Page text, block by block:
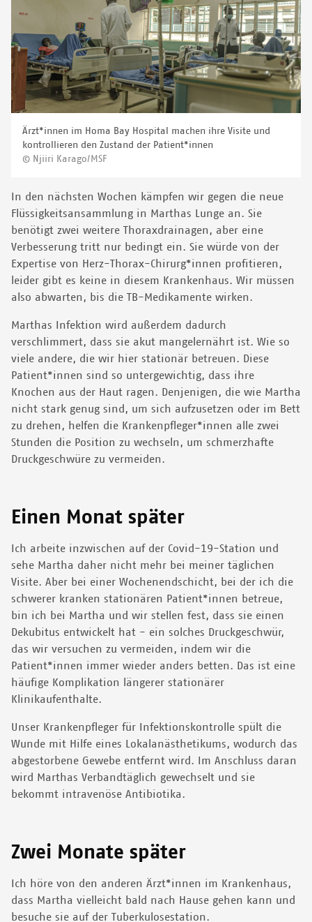
Ärzt*innen im Homa Bay Hospital machen ihre Visite und
kontrollieren den Zustand der Patient*innen
© Njiiri Karago/MSF
In den nächsten Wochen kämpfen wir gegen die neue
Flüssigkeitsansammlung in Marthas Lunge an. Sie
benötigt zwei weitere Thoraxdrainagen, aber eine
Verbesserung tritt nur bedingt ein. Sie würde von der
Expertise von Herz-Thorax-Chirurg*innen profitieren,
leider gibt es keine in diesem Krankenhaus. Wir müssen
also abwarten, bis die TB-Medikamente wirken.
Marthas Infektion wird außerdem dadurch
verschlimmert, dass sie akut mangelernährt ist. Wie so
viele andere, die wir hier stationär betreuen. Diese
Patient*innen sind so untergewichtig, dass ihre
Knochen aus der Haut ragen. Denjenigen, die wie Martha
nicht stark genug sind, um sich aufzusetzen oder im Bett
zu drehen, helfen die Krankenpfleger*innen alle zwei
Stunden die Position zu wechseln, um schmerzhafte
Druckgeschwüre zu vermeiden.
Einen Monat später
Ich arbeite inzwischen auf der Covid-19-Station und
sehe Martha daher nicht mehr bei meiner täglichen
Visite. Aber bei einer Wochenendschicht, bei der ich die
schwerer kranken stationären Patient*innen betreue,
bin ich bei Martha und wir stellen fest, dass sie einen
Dekubitus entwickelt hat - ein solches Druckgeschwür,
das wir versuchen zu vermeiden, indem wir die
Patient*innen immer wieder anders betten. Das ist eine
häufige Komplikation längerer stationärer
Klinikaufenthalte.
Unser Krankenpfleger für Infektionskontrolle spült die
Wunde mit Hilfe eines Lokalanästhetikums, wodurch das
abgestorbene Gewebe entfernt wird. Im Anschluss daran
wird Marthas Verbandtäglich gewechselt und sie
bekommt intravenöse Antibiotika.
Zwei Monate später
Ich höre von den anderen Ärzt*innen im Krankenhaus,
dass Martha vielleicht bald nach Hause gehen kann und
besuche sie auf der Tuberkulosestation.